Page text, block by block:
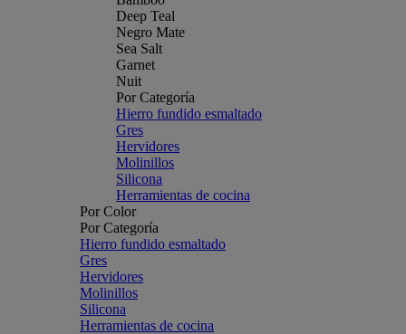
Deep Teal
Negro Mate
Sea Salt
Garnet
Nuit
Por Categoría
Hierro fundido esmaltado
Gres
Hervidores
Molinillos
Silicona
Herramientas de cocina
Por Color
Por Categoría
Hierro fundido esmaltado
Gres
Hervidores
Molinillos
Silicona
Herramientas de cocina